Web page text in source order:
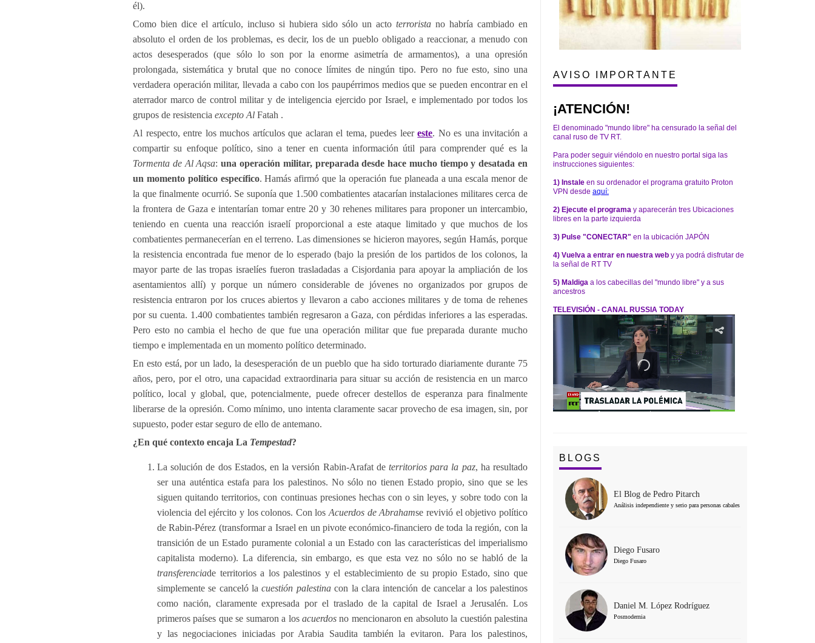
él).
Como bien dice el artículo, incluso si hubiera sido sólo un acto terrorista no habría cambiado en
absoluto el orden de los problemas, es decir, los de un pueblo obligado a reaccionar, a menudo con
actos desesperados (que sólo lo son por la enorme asimetría de armamentos), a una opresión
prolongada, sistemática y brutal que no conoce límites de ningún tipo. Pero no fue esto, sino una
verdadera operación militar, llevada a cabo con los paupérrimos medios que se pueden encontrar en el
aterrador marco de control militar y de inteligencia ejercido por Israel, e implementado por todos los
grupos de resistencia excepto Al Fatah .
Al respecto, entre los muchos artículos que aclaran el tema, puedes leereste. No es una invitación a
compartir su enfoque político, sino a tener en cuenta información útil para comprender qué es la
Tormenta de Al Aqsa:una operación militar, preparada desde hace mucho tiempo y desatada en
un momento político específico. Hamás afirmó que la operación fue planeada a una escala menor de
la que finalmente ocurrió. Se suponía que 1.500 combatientes atacarían instalaciones militares cerca de
la frontera de Gaza e intentarían tomar entre 20 y 30 rehenes militares para proponer un intercambio,
teniendo en cuenta una reacción israelí proporcional a este ataque limitado y que muchos de los
combatientes permanecerían en el terreno. Las dimensiones se hicieron mayores, según Hamás, porque
la resistencia encontrada fue menor de lo esperado (bajo la presión de los partidos de los colonos, la
mayor parte de las tropas israelíes fueron trasladadas a Cisjordania para apoyar la ampliación de los
asentamientos allí) y porque un número considerable de jóvenes no organizados por grupos de
resistencia entraron por los cruces abiertos y llevaron a cabo acciones militares y de toma de rehenes
por su cuenta. 1.400 combatientes también regresaron a Gaza, con pérdidas inferiores a las esperadas.
Pero esto no cambia el hecho de que fue una operación militar que fue preparada durante mucho
tiempo e implementada en un momento político determinado.
En esto está, por un lado, la desesperación de un pueblo que ha sido torturado diariamente durante 75
años, pero, por el otro, una capacidad extraordinaria para situar su acción de resistencia en un marco
político, local y global, que, potencialmente, puede ofrecer destellos de esperanza para finalmente
liberarse de la opresión. Como mínimo, uno intenta claramente sacar provecho de esa imagen, sin, por
supuesto, poder estar seguro de ello de antemano.
¿En qué contexto encaja La Tempestad?
La solución de dos Estados, en la versión Rabin-Arafat de territorios para la paz, ha resultado
ser una auténtica estafa para los palestinos. No sólo no tienen Estado propio, sino que se les
siguen quitando territorios, con continuas presiones hechas con o sin leyes, y sobre todo con la
violencia del ejército y los colonos. Con losAcuerdos de Abrahamse revivió el objetivo político
de Rabin-Pérez (transformar a Israel en un pivote económico-financiero de toda la región, con la
transición de un Estado puramente colonial a un Estado con las características del imperialismo
capitalista moderno). La diferencia, sin embargo, es que esta vez no sólo no se habló de la
transferenciade territorios a los palestinos y el establecimiento de su propio Estado, sino que
simplemente se canceló lacuestión palestinacon la clara intención de cancelar a los palestinos
como nación, claramente expresada por el traslado de la capital de Israel a Jerusalén. Los
primeros países que se sumaron a los acuerdos no mencionaron en absoluto la cuestión palestina
y las negociaciones iniciadas por Arabia Saudita también la evitaron. Para los palestinos,
AVISO IMPORTANTE
¡ATENCIÓN!
El denominado "mundo libre" ha censurado la señal del
canal ruso de TV RT.
Para poder seguir viéndolo en nuestro portal siga las
instrucciones siguientes:
1) Instale en su ordenador el programa gratuito Proton
VPN desde aquí:
2) Ejecute el programa y aparecerán tres Ubicaciones
libres en la parte izquierda
3) Pulse "CONECTAR" en la ubicación JAPÓN
4) Vuelva a entrar en nuestra web y ya podrá disfrutar de
la señal de RT TV
5) Maldiga a los cabecillas del "mundo libre" y a sus
ancestros
TELEVISIÓN - CANAL RUSSIA TODAY
BLOGS
El Blog de Pedro Pitarch
Análisis independiente y serio para personas cabales
Diego Fusaro
Diego Fusaro
Daniel M. López Rodríguez
Posmodernia